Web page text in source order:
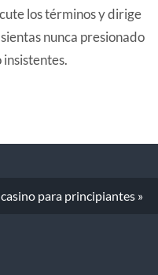
los términos y dirige
nunca presionado
para principiantes »